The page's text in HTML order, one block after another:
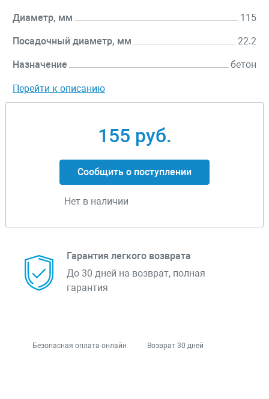
Диаметр, мм 115
Посадочный диаметр, мм 22.2
Назначение бетон
Перейти к описанию
155 руб.
Сообщить о поступлении
Нет в наличии
Гарантия легкого возврата
До 30 дней на возврат, полная
гарантия
Безопасная оплата онлайн Возврат 30 дней